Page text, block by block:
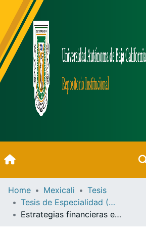
Inicio
Communities &
Home Mexicali
Tesis
Tesis de Especialidad (Mexicali)
Estrategias financieras en un entorno competitivo aplicable a la pequeña empresa en Mexicali